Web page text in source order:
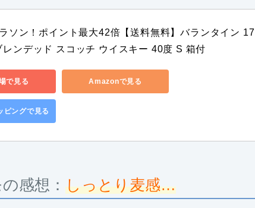
ソン！ポイント最大42倍【送料無料】バランタイン 17
ンデッド スコッチ ウイスキー 40度 S 箱付
で見る Amazonで見る
ピングで見る
感想： しっとり麦感…